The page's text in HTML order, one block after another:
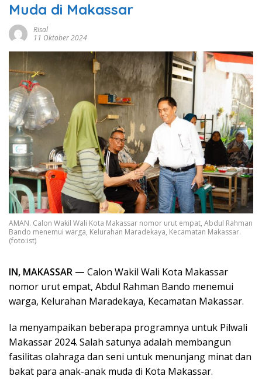
Muda di Makassar
Risal
11 Oktober 2024
AMAN. Calon Wakil Wali Kota Makassar nomor urut empat, Abdul Rahman
Bando menemui warga, Kelurahan Maradekaya, Kecamatan Makassar.
(foto:ist)
IN, MAKASSAR — Calon Wakil Wali Kota Makassar
nomor urut empat, Abdul Rahman Bando menemui
warga, Kelurahan Maradekaya, Kecamatan Makassar.
Ia menyampaikan beberapa programnya untuk Pilwali
Makassar 2024. Salah satunya adalah membangun
fasilitas olahraga dan seni untuk menunjang minat dan
bakat para anak-anak muda di Kota Makassar.